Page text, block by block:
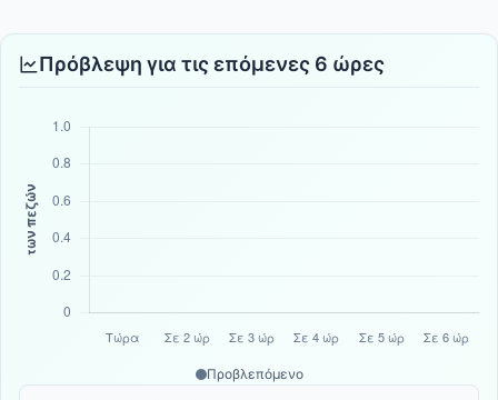
Πρόβλεψη για τις επόμενες 6 ώρες
Προβλεπόμενο